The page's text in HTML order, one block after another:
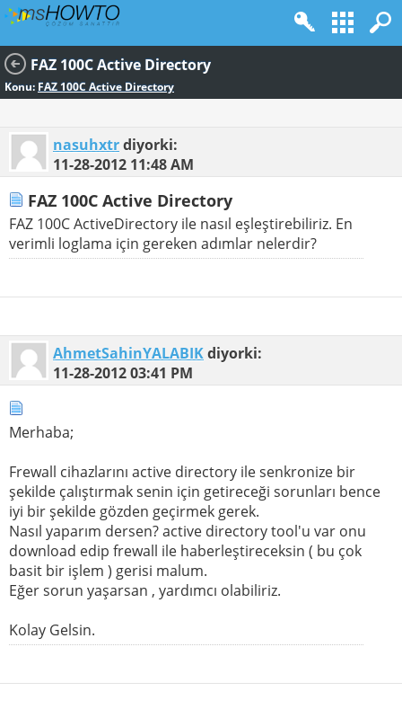
FAZ 100C Active Directory
Konu: FAZ 100C Active Directory
nasuhxtrdiyorki:
11-28-2012 11:48 AM
FAZ 100C Active Directory
FAZ 100C ActiveDirectory ile nasıl eşleştirebiliriz. En
verimli loglama için gereken adımlar nelerdir?
AhmetSahinYALABIKdiyorki:
11-28-201203:41 PM
Merhaba;
Frewall cihazlarını active directory ile senkronize bir
şekilde çalıştırmak senin için getireceği sorunları bence
iyi bir şekilde gözden geçirmek gerek.
Nasıl yaparım dersen? active directory tool'u var onu
download edip frewall ile haberleştireceksin ( bu çok
basit bir işlem ) gerisi malum.
Eğer sorun yaşarsan , yardımcı olabiliriz.
Kolay Gelsin.